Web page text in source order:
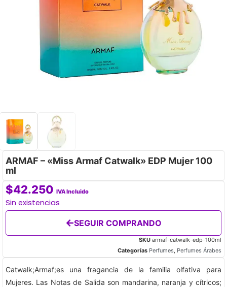
ARMAF – «Miss Armaf Catwalk» EDP Mujer 100
ml
$42.250 IVA Incluido
Sin existencias
SEGUIR COMPRANDO
SKU armaf-catwalk-edp-100ml
Categorías Perfumes, Perfumes Árabes
​Catwalk;Armaf;es una fragancia de la familia olfativa para
Mujeres. Las Notas de Salida son mandarina, naranja y cítricos;